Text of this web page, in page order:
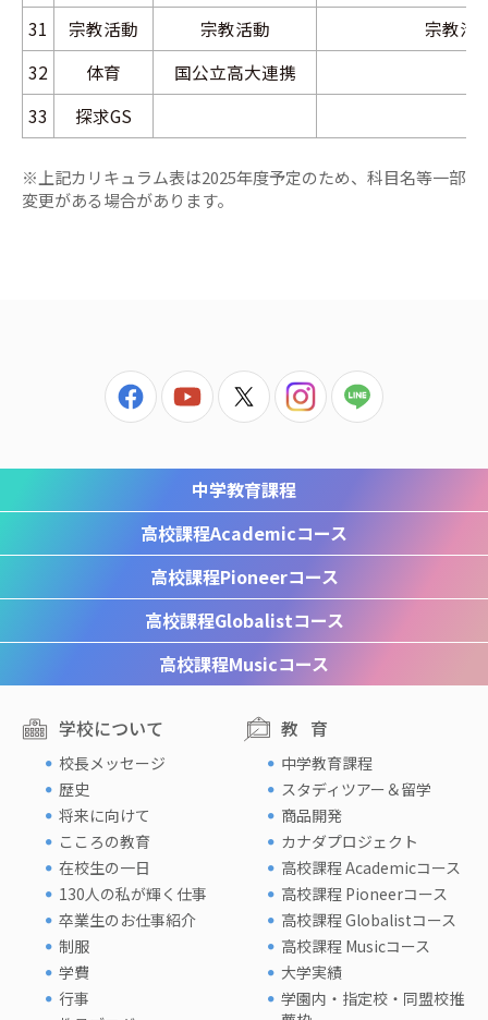
31
宗教活動 宗教活動
宗教活
32
体育
国公立高大連携
33
探求GS
※上記カリキュラム表は2025年度予定のため、科目名等一部
変更がある場合があります。
中学教育課程
高校課程Academicコース
高校課程Pioneerコース
高校課程Globalistコース
高校課程Musicコース
学校について
校長メッセージ
歴史
将来に向けて
こころの教育
在校生の一日
130人の私が輝く仕事
卒業生のお仕事紹介
制服
学費
行事
教育
中学教育課程
スタディツアー＆留学
商品開発
カナダプロジェクト
高校課程 Academicコース
高校課程 Pioneerコース
高校課程 Globalistコース
高校課程 Musicコース
大学実績
学園内・指定校・同盟校推